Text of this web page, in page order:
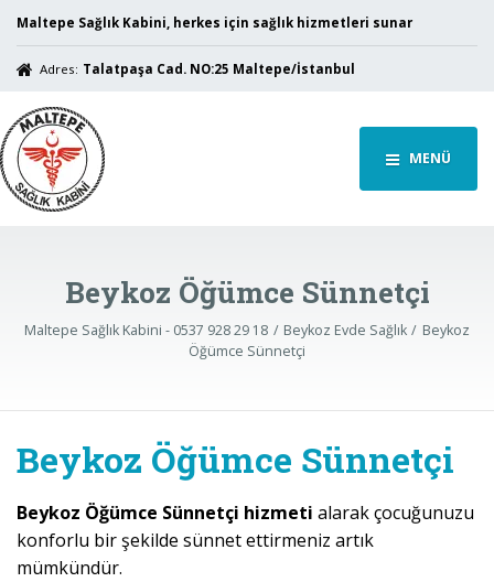
Maltepe Sağlık Kabini, herkes için sağlık hizmetleri sunar
Adres: Talatpaşa Cad. NO:25 Maltepe/İstanbul
MENÜ
Beykoz Öğümce Sünnetçi
Maltepe Sağlık Kabini - 0537 928 29 18 Beykoz Evde Sağlık
Beykoz
Öğümce Sünnetçi
Beykoz Öğümce Sünnetçi
Beykoz Öğümce Sünnetçi hizmeti alarak çocuğunuzu
konforlu bir şekilde sünnet ettirmeniz artık
mümkündür.